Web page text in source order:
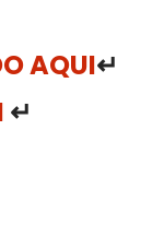
AQUI↵
↵